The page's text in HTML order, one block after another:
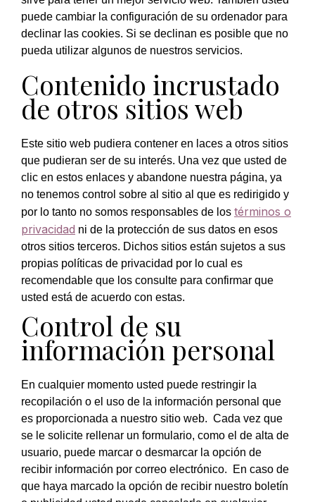
puede cambiar la configuración de su ordenador para
declinar las cookies. Si se declinan es posible que no
pueda utilizar algunos de nuestros servicios.
Contenido incrustado
de otros sitios web
Este sitio web pudiera contener en laces a otros sitios
que pudieran ser de su interés. Una vez que usted de
clic en estos enlaces y abandone nuestra página, ya
no tenemos control sobre al sitio al que es redirigido y
por lo tanto no somos responsables de los términos o
privacidad ni de la protección de sus datos en esos
otros sitios terceros. Dichos sitios están sujetos a sus
propias políticas de privacidad por lo cual es
recomendable que los consulte para confirmar que
usted está de acuerdo con estas.
Control de su
información personal
En cualquier momento usted puede restringir la
recopilación o el uso de la información personal que
es proporcionada a nuestro sitio web. Cada vez que
se le solicite rellenar un formulario, como el de alta de
usuario, puede marcar o desmarcar la opción de
recibir información por correo electrónico. En caso de
que haya marcado la opción de recibir nuestro boletín